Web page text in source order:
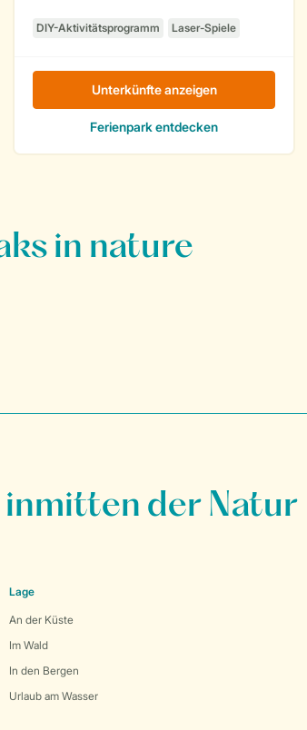
inmitten der Natur
Lage
An der Küste
Im Wald
In den Bergen
Urlaub am Wasser